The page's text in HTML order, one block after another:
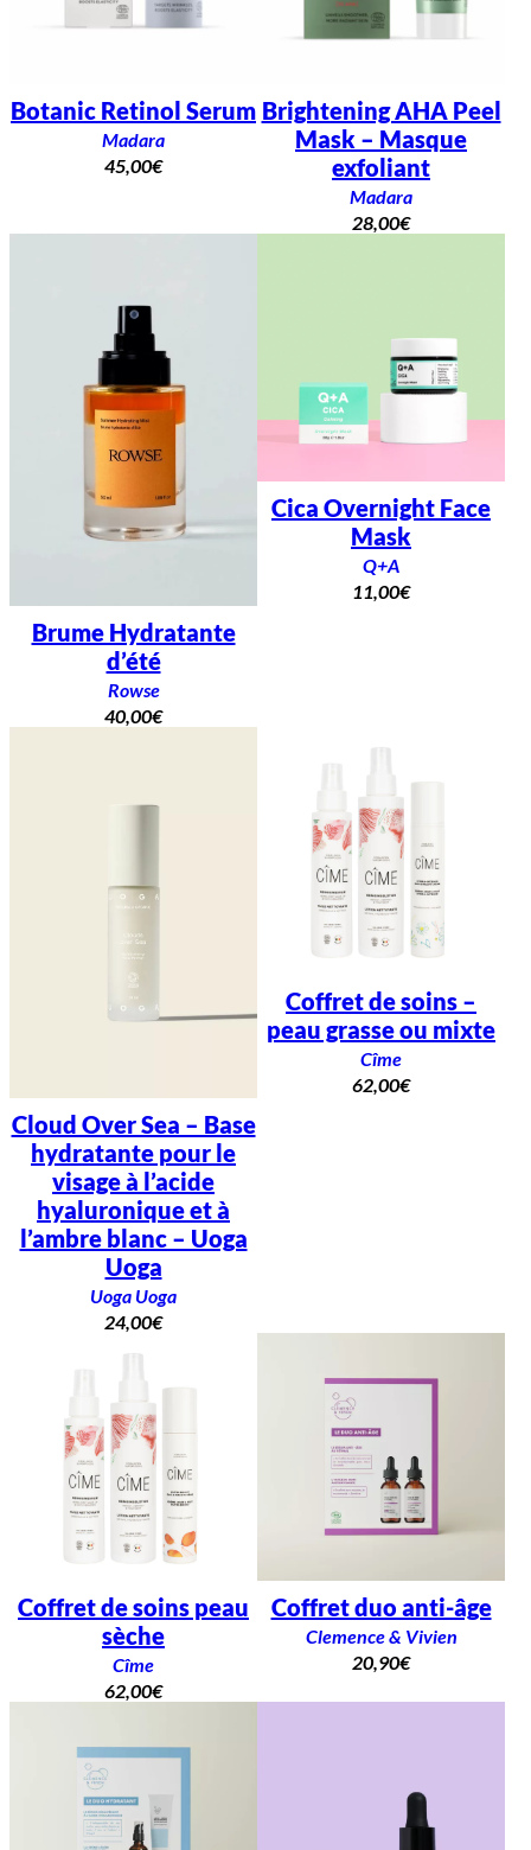
Botanic Retinol Serum
Madara
45,00€
Brightening AHA Peel
Mask – Masque
exfoliant
Madara
28,00€
Brume Hydratante
d’été
Rowse
40,00€
Cica Overnight Face
Mask
Q+A
11,00€
Cloud Over Sea – Base
hydratante pour le
visage à l’acide
hyaluronique et à
l’ambre blanc – Uoga
Uoga
Uoga Uoga
24,00€
Coffret de soins –
peau grasse ou mixte
Cîme
62,00€
Coffret de soins peau
sèche
Cîme
62,00€
Coffret duo anti-âge
Clemence & Vivien
20,90€